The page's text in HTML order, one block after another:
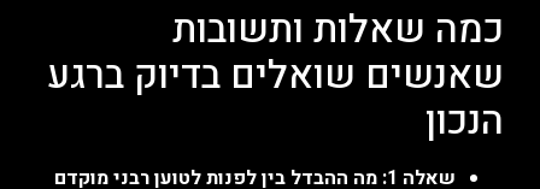
כמה שאלות ותשובות
שאנשים שואלים בדיוק ברגע
הנכון
שאלה 1: מה ההבדל בין לפנות לטוען רבני מוקדם